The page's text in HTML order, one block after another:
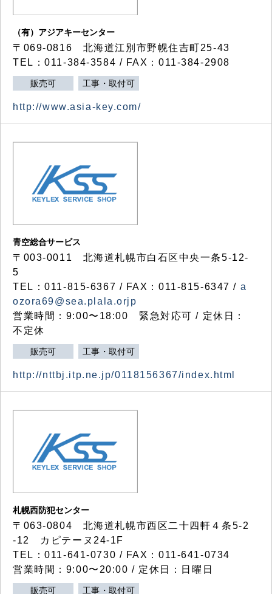
（有）アジアキーセンター
〒069-0816 北海道江別市野幌住吉町25-43
TEL：011-384-3584 / FAX：011-384-2908
販売可 工事・取付可
http://www.asia-key.com/
青空総合サービス
〒003-0011 北海道札幌市白石区中央一条5-12-
5
TEL：011-815-6367 / FAX：011-815-6347 / a
ozora69@sea.plala.orjp
営業時間：9:00〜18:00 緊急対応可 / 定休日：
不定休
販売可 工事・取付可
http://nttbj.itp.ne.jp/0118156367/index.html
札幌西防犯センター
〒063-0804 北海道札幌市西区二十四軒４条5-2
-12 カピテーヌ24-1F
TEL：011-641-0730 / FAX：011-641-0734
営業時間：9:00〜20:00 / 定休日：日曜日
販売可 工事・取付可